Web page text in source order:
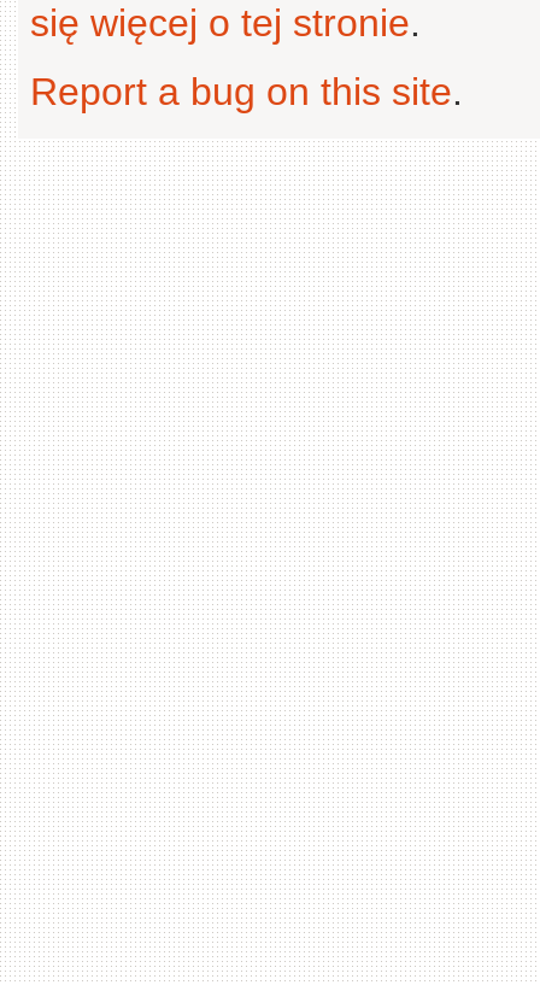
się więcej o tej stronie.
Report a bug on this site.